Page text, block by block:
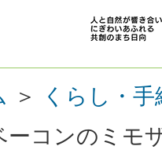
＞ くらし・手
ーコンのミモ